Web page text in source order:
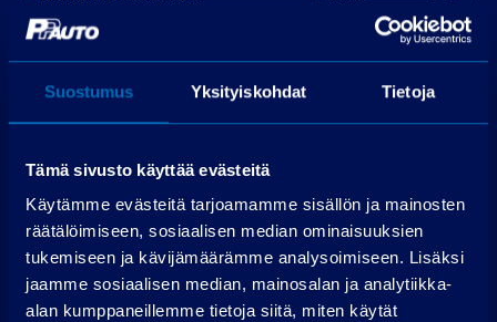
Suostumus Yksityiskohdat Tietoja
Tämä sivusto käyttää evästeitä
Käytämme evästeitä tarjoamamme sisällön ja mainosten
räätälöimiseen, sosiaalisen median ominaisuuksien
tukemiseen ja kävijämäärämme analysoimiseen. Lisäksi
jaamme sosiaalisen median, mainosalan ja analytiikka-
alan kumppaneillemme tietoja siitä, miten käytät
Laske rahoitus
Käsiraha
Perustamismaksu
399,00 €
Rahoitettava osuus
Käsittelymaksu
19,00 €/kk
Korko
3,99 %
Maksuerät
72 kpl á 658,77 €
Todellinen vuosikorko
5,4 %